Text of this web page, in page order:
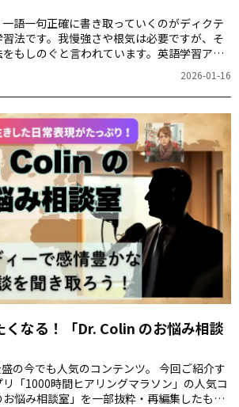
語一句正確に書き取っていくのがディクテ
法です。我慢強さや根気は必要ですが、そ
もしのぐと言われています。英語学習アプ
コンテスト（英文書き取りコンテスト）」の
みましょう。
2026-01-16
くなる！「Dr. Colin のお悩み相談
の今でも人気のコンテンツ。 今回ご紹介す
「1000時間ヒアリングマラソン」の人気コ
悩み相談室」を一部抜粋・再編集したもの